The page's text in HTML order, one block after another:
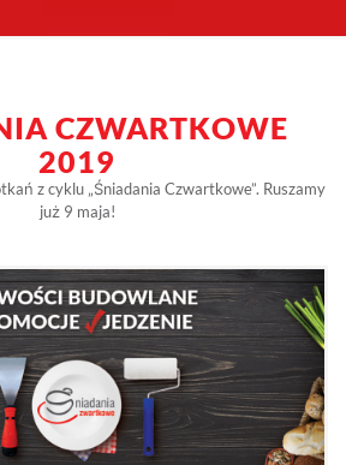
CZWARTKOWE
2019
z cyklu „Śniadania Czwartkowe”. Ruszamy
już 9 maja!